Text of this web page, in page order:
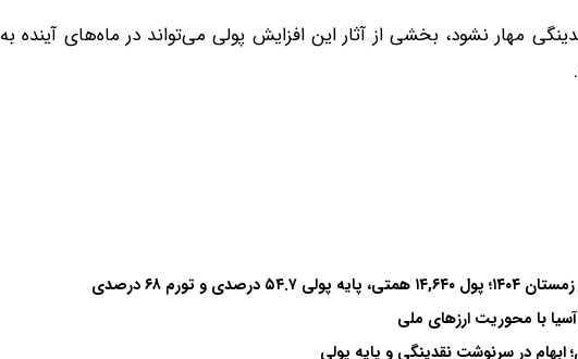
مهار نشود، بخشی از آثار این افزایش پولی می‌تواند در ماه‌های آینده به
و تورم ۶۸ درصدی
با محوریت ارزهای ملی
در سرنوشت نقدینگی و پایه پولی